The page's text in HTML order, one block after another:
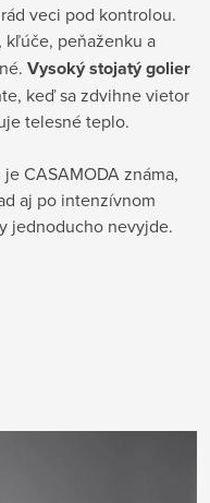
veci pod kontrolou.
kľúče, peňaženku a
Vysoký stojatý golier
keď sa zdvihne vietor
telesné teplo.
CASAMODA známa,
aj po intenzívnom
jednoducho nevyjde.